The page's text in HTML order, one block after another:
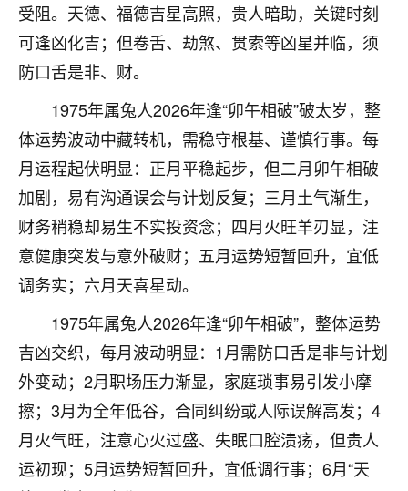
受阻。天德、福德吉星高照，贵人暗助，关键时刻
可逢凶化吉；但卷舌、劫煞、贯索等凶星并临，须
防口舌是非、财。
1975年属兔人2026年逢“卯午相破”破太岁，整
体运势波动中藏转机，需稳守根基、谨慎行事。每
月运程起伏明显：正月平稳起步，但二月卯午相破
加剧，易有沟通误会与计划反复；三月土气渐生，
财务稍稳却易生不实投资念；四月火旺羊刃显，注
意健康突发与意外破财；五月运势短暂回升，宜低
调务实；六月天喜星动。
1975年属兔人2026年逢“卯午相破”，整体运势
吉凶交织，每月波动明显：1月需防口舌是非与计划
外变动；2月职场压力渐显，家庭琐事易引发小摩
擦；3月为全年低谷，合同纠纷或人际误解高发；4
月火气旺，注意心火过盛、失眠口腔溃疡，但贵人
运初现；5月运势短暂回升，宜低调行事；6月“天
鹿森：你可以找老师看看，人有时不服命不行
啊！
太阳当空赵
是我从找店开始都是找慧来老师跟进的，选
址、风水、还有开业日子，哪哪都看了，虽然
大环境不好，但是我家生意还可以，前几天又
刚找老师做了补财库，希望财运更好一点！
2小时前 来自海南 18
梦醒时分
我女儿高二叛逆，大半年不上学，一说她就要死要活
的，把我们两口子愁的不行，朋友给我推荐的慧来老
做完，我女儿跟变了个人一样，不期望她能考多好的
大学，只要能安安稳稳的把书读了，身体心理都健健
康康的我就很知足了！
鹿森：可怜天下父母心啊！
3小时前 来自河北 16